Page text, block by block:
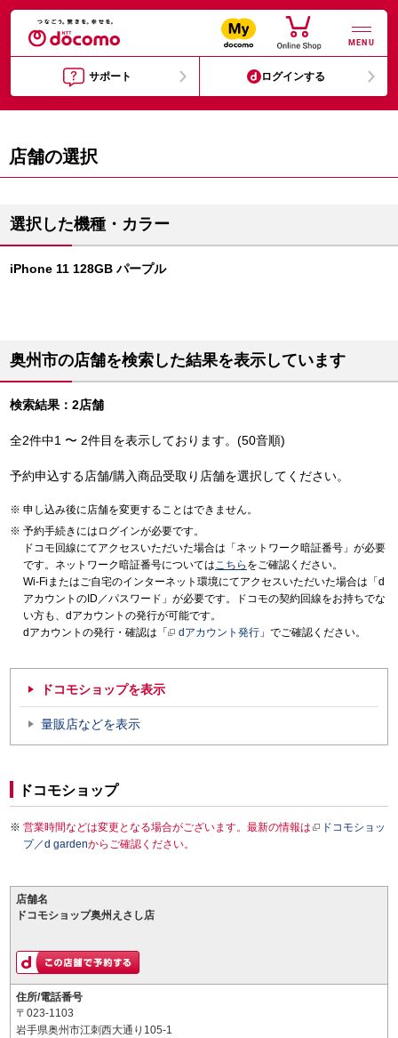
MENU
サポート ログインする
店舗の選択
選択した機種・カラー
iPhone 11 128GB パープル
奥州市の店舗を検索した結果を表示しています
検索結果：2店舗
全2件中1 〜 2件目を表示しております。(50音順)
予約申込する店舗/購入商品受取り店舗を選択してください。
申し込み後に店舗を変更することはできません。
予約手続きにはログインが必要です。
ドコモ回線にてアクセスいただいた場合は「ネットワーク暗証番号」が必要
です。ネットワーク暗証番号についてはこちら をご確認ください。
Wi-Fiまたはご自宅のインターネット環境にてアクセスいただいた場合は「d
アカウントのID／パスワード」が必要です。ドコモの契約回線をお持ちでな
い方も、dアカウントの発行が可能です。
dアカウントの発行・確認は「
dアカウント発行 」でご確認ください。
ドコモショップを表示
量販店などを表示
ドコモショップ
営業時間などは変更となる場合がございます。最新の情報は
ドコモショッ
プ／d gardenからご確認ください。
店舗名
ドコモショップ奥州えさし店
住所/電話番号
〒023-1103
岩手県奥州市江刺西大通り105-1